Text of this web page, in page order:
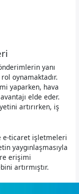
yanı
oynamaktadır.
yaparken, hava
elde eder.
artırırken, iş
e-ticaret işletmeleri
yaygınlaşmasıyla
erişimi
artırmıştır.